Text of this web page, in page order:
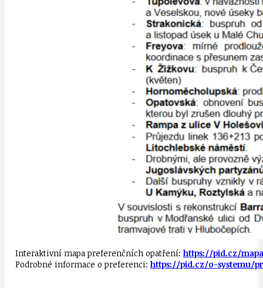
Interaktivní mapa preferenčních opatření: https://pid.cz/
Podrobné informace o preferenci: https://pid.cz/o-systemu/